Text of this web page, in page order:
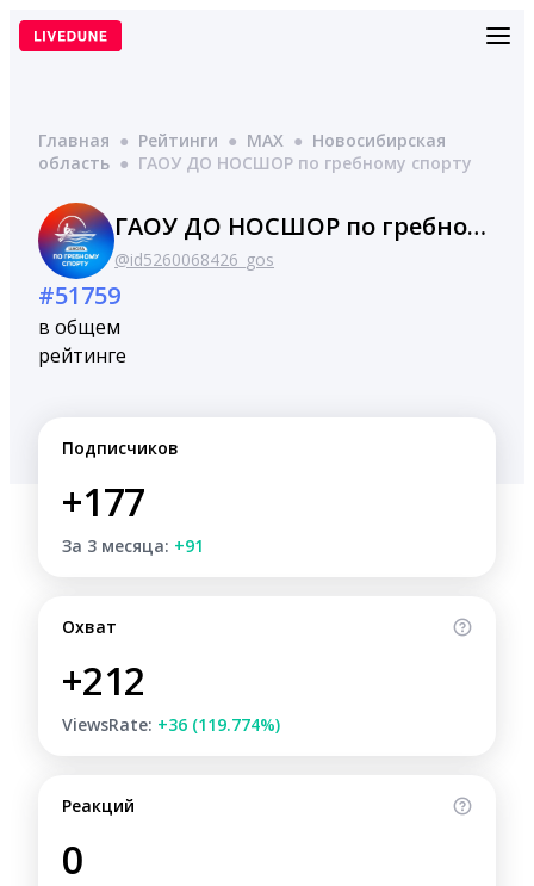
Перейти
Главная ● Рейтинги ● MAX ● Новосибирская
область ● ГАОУ ДО НОСШОР по гребному спорту
ГАОУ ДО НОСШОР по гребному спорту
@id5260068426_gos
#51759
в общем
рейтинге
Подписчиков
+177
За 3 месяца: +91
Охват
+212
ViewsRate: +36 (119.774%)
Реакций
0